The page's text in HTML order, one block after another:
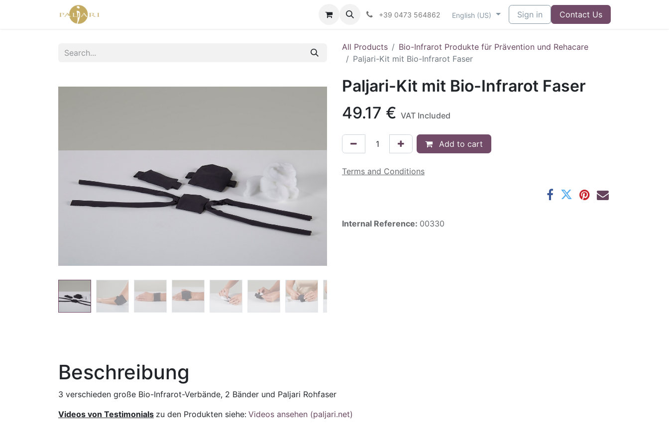
+39 0473 564862 English (US) Sign in Contact Us
All Products
Bio-Infrarot Produkte für Prävention und Rehacare
Paljari-Kit mit Bio-Infrarot Faser
Paljari-Kit mit Bio-Infrarot Faser
49.17 € VAT Included
Add to cart
Terms and Conditions
Internal Reference: 00330
Beschreibung
3 verschieden große Bio-Infrarot-Verbände, 2 Bänder und Paljari Rohfaser
Videos von Testimonials zu den Produkten siehe: Videos ansehen (paljari.net)